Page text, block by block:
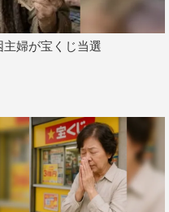
婦が宝くじ当選